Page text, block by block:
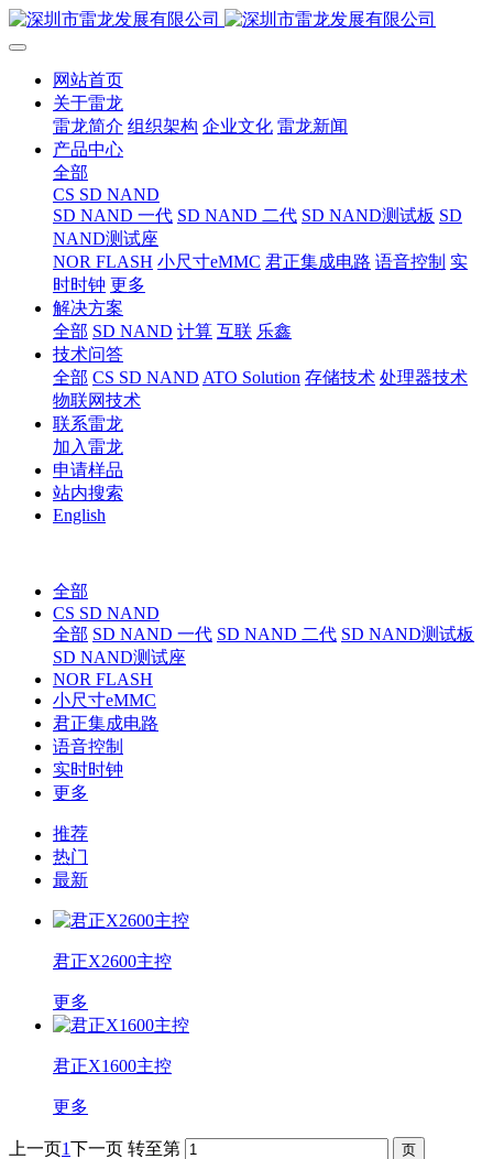
网站首页
关于雷龙
雷龙简介 组织架构 企业文化 雷龙新闻
产品中心
全部
CS SD NAND
SD NAND 一代 SD NAND 二代 SD NAND测试板 SD
NAND测试座
NOR FLASH 小尺寸eMMC 君正集成电路 语音控制 实
时时钟 更多
解决方案
全部 SD NAND 计算 互联 乐鑫
技术问答
全部 CS SD NAND ATO Solution 存储技术 处理器技术
物联网技术
联系雷龙
加入雷龙
申请样品
站内搜索
English
全部
CS SD NAND
全部 SD NAND 一代 SD NAND 二代 SD NAND测试板
SD NAND测试座
NOR FLASH
小尺寸eMMC
君正集成电路
语音控制
实时时钟
更多
推荐
热门
最新
君正X2600主控
更多
君正X1600主控
更多
上一页1下一页 转至第